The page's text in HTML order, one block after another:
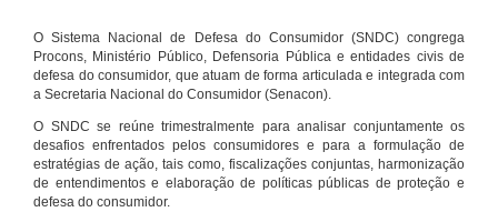
O Sistema Nacional de Defesa do Consumidor (SNDC) congrega
Procons, Ministério Público, Defensoria Pública e entidades civis de
defesa do consumidor, que atuam de forma articulada e integrada com
a Secretaria Nacional do Consumidor (Senacon).
O SNDC se reúne trimestralmente para analisar conjuntamente os
desafios enfrentados pelos consumidores e para a formulação de
estratégias de ação, tais como, fiscalizações conjuntas, harmonização
de entendimentos e elaboração de políticas públicas de proteção e
defesa do consumidor.